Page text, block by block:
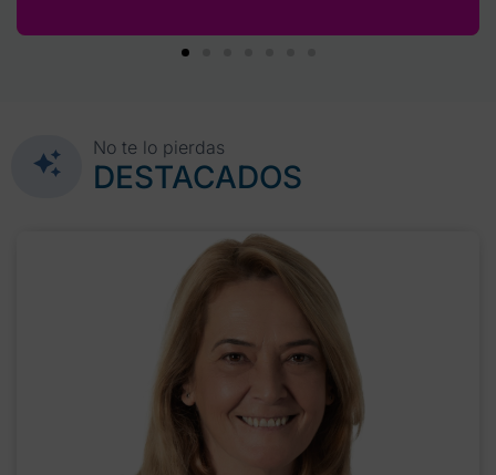
No te lo pierdas
DESTACADOS